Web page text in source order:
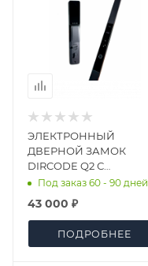
ЭЛЕКТРОННЫЙ
ДВЕРНОЙ ЗАМОК
DIRCODE Q2 С
РАСПОЗНАВАНИЕМ
Под заказ 60 - 90 дней
43 000 ₽
ПОДРОБНЕЕ